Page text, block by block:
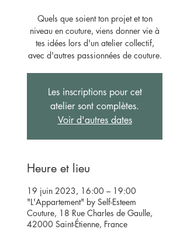
Quels que soient ton projet et ton
niveau en couture, viens donner vie à
tes idées lors d'un atelier collectif,
avec d'autres passionnées de couture.
Les inscriptions pour cet
atelier sont complètes.
Voir d'autres dates
Heure et lieu
19 juin 2023, 16:00 – 19:00
"L'Appartement" by Self-Esteem
Couture, 18 Rue Charles de Gaulle,
42000 Saint-Étienne, France